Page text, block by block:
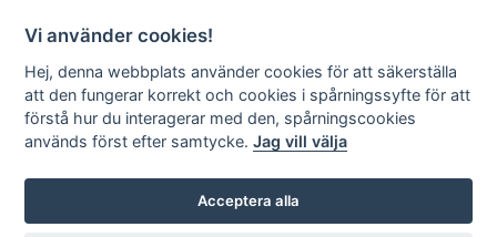
Sök
Vi använder cookies!
Hej, denna webbplats använder cookies för att säkerställa
att den fungerar korrekt och cookies i spårningssyfte för att
förstå hur du interagerar med den, spårningscookies
används först efter samtycke.Jag vill välja
Acceptera alla